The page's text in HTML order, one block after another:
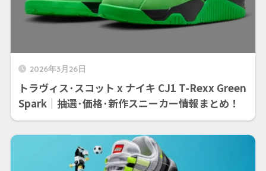
2026年3月26日
トラヴィス･スコット x ナイキ CJ1 T-Rexx Green
Spark｜抽選･価格･新作スニーカー情報まとめ！